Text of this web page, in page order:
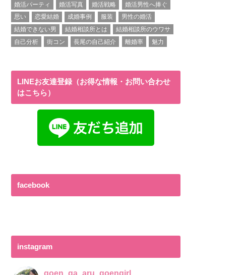
婚活パーティ
婚活写真 婚活戦略
婚活男性へ捧ぐ
思い
恋愛結婚 成婚事例 服装
男性の婚活
結婚できない男
結婚相談所とは
結婚相談所のウワサ
自己分析
街コン 長尾の自己紹介 離婚率 魅力
LINEお友達登録（お得な情報・お問い合わせ
はこちら）
facebook
instagram